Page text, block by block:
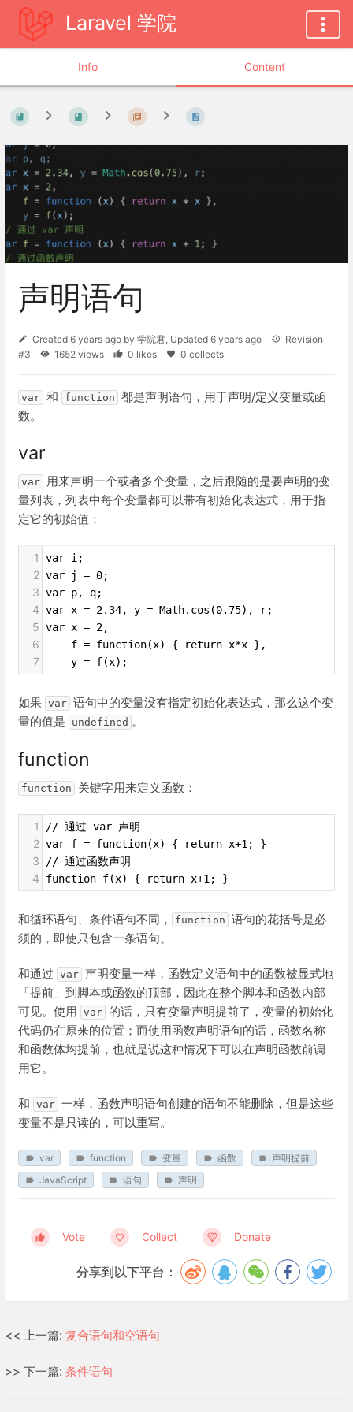
Laravel 学院
Info Content
声明语句
Created 6 years ago by 学院君, Updated 6 years ago
Revision
#3
1652 views 0 likes 0 collects
var 和 function 都是声明语句，用于声明/定义变量或函
数。
var
var 用来声明一个或者多个变量，之后跟随的是要声明的变
量列表，列表中每个变量都可以带有初始化表达式，用于指
定它的初始值：
1 var i;
2 var j = 0;
3 var p, q;
4 var x = 2.34, y = Math.cos(0.75), r;
5 var x = 2,
6
    f = function(x) { return x*x },
7
    y = f(x);
如果 var 语句中的变量没有指定初始化表达式，那么这个变
量的值是
undefined 。
function
function 关键字用来定义函数：
1 // 通过 var 声明
2 var f = function(x) { return x+1; }
3 // 通过函数声明
4 function f(x) { return x+1; }
和循环语句、条件语句不同， function 语句的花括号是必
须的，即使只包含一条语句。
和通过 var 声明变量一样，函数定义语句中的函数被显式地
「提前」到脚本或函数的顶部，因此在整个脚本和函数内部
可见。使用 var 的话，只有变量声明提前了，变量的初始化
代码仍在原来的位置；而使用函数声明语句的话，函数名称
和函数体均提前，也就是说这种情况下可以在声明函数前调
用它。
和 var 一样，函数声明语句创建的语句不能删除，但是这些
变量不是只读的，可以重写。
var function 变量 函数
声明提前
JavaScript
语句 声明
Vote Collect Donate
分享到以下平台：
<< 上一篇: 复合语句和空语句
>> 下一篇: 条件语句